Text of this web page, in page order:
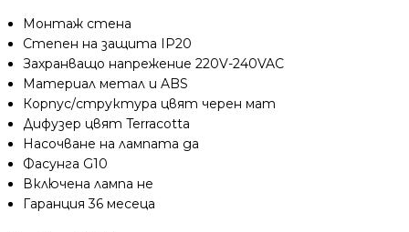
Монтаж стена
Степен на защита IP20
Захранващо напрежение 220V-240VAC
Материал метал и ABS
Корпус/структура цвят черен мат
Дифузер цвят Terracotta
Насочване на лампата да
Фасунга G10
Включена лампа не
Гаранция 36 месеца